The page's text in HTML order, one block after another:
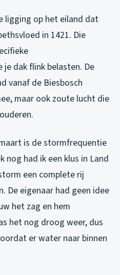
ligging op het eiland dat
in 1421. Die
dak flink belasten. De
vanaf de Biesbosch
maar ook zoute lucht die
is de stormfrequentie
nog had ik een klus in Land
een complete rij
De eigenaar had geen idee
het zag en hem
het nog droog weer, dus
er water naar binnen